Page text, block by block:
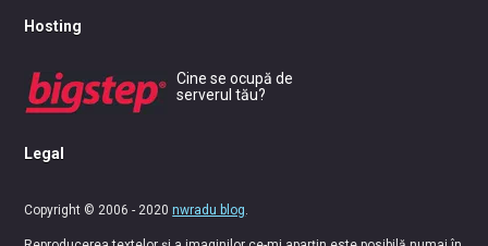
Hosting
Cine se ocupă de
serverul tău?
Legal
Copyright © 2006 - 2020nwradu blog